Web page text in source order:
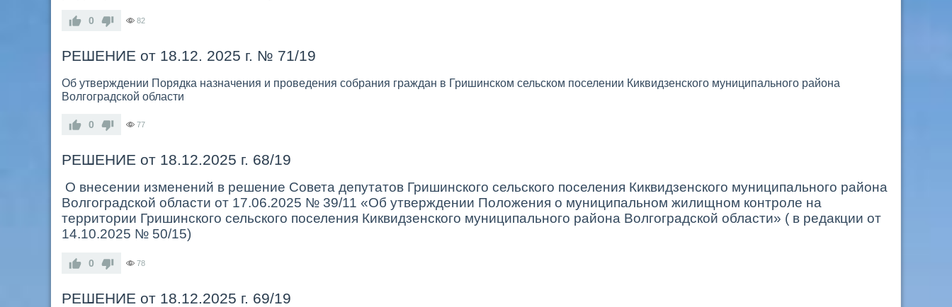
0 82
РЕШЕНИЕ от 18.12. 2025 г. № 71/19
Об утверждении Порядка назначения и проведения собрания граждан в Гришинском сельском поселении Киквидзенского муниципального района
Волгоградской области
0 77
РЕШЕНИЕ от 18.12.2025 г. 68/19
О внесении изменений в решение Совета депутатов Гришинского сельского поселения Киквидзенского муниципального района
Волгоградской области от 17.06.2025 № 39/11 «Об утверждении Положения о муниципальном жилищном контроле на
территории Гришинского сельского поселения Киквидзенского муниципального района Волгоградской области» ( в редакции от
14.10.2025 № 50/15)
0 78
РЕШЕНИЕ от 18.12.2025 г. 69/19